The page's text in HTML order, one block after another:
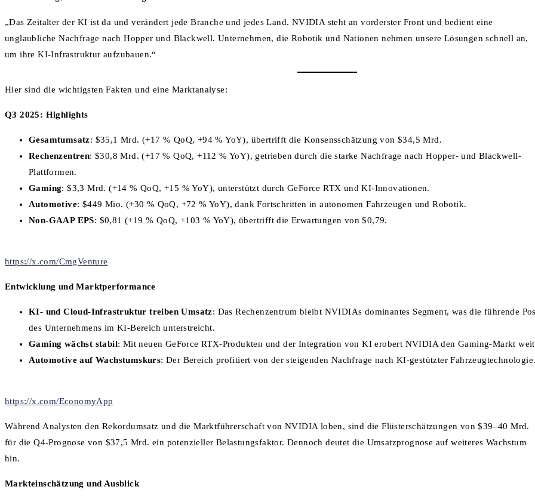
„Das Zeitalter der KI ist da und verändert jede Branche und jedes Land. NVIDIA steht an vorderster Front und bedient eine
unglaubliche Nachfrage nach Hopper und Blackwell. Unternehmen, die Robotik und Nationen nehmen unsere Lösungen schnell an,
um ihre KI-Infrastruktur aufzubauen.“
Hier sind die wichtigsten Fakten und eine Marktanalyse:
Q3 2025: Highlights
Gesamtumsatz: $35,1 Mrd. (+17 % QoQ, +94 % YoY), übertrifft die Konsensschätzung von $34,5 Mrd.
Rechenzentren: $30,8 Mrd. (+17 % QoQ, +112 % YoY), getrieben durch die starke Nachfrage nach Hopper- und Blackwell-
Plattformen.
Gaming: $3,3 Mrd. (+14 % QoQ, +15 % YoY), unterstützt durch GeForce RTX und KI-Innovationen.
Automotive: $449 Mio. (+30 % QoQ, +72 % YoY), dank Fortschritten in autonomen Fahrzeugen und Robotik.
Non-GAAP EPS: $0,81 (+19 % QoQ, +103 % YoY), übertrifft die Erwartungen von $0,79.
https://x.com/CmgVenture
Entwicklung und Marktperformance
KI- und Cloud-Infrastruktur treiben Umsatz: Das Rechenzentrum bleibt NVIDIAs dominantes Segment, was die führende
des Unternehmens im KI-Bereich unterstreicht.
Gaming wächst stabil: Mit neuen GeForce RTX-Produkten und der Integration von KI erobert NVIDIA den Gaming-Markt
Automotive auf Wachstumskurs: Der Bereich profitiert von der steigenden Nachfrage nach KI-gestützter Fahrzeugtechnologie.
https://x.com/EconomyApp
Während Analysten den Rekordumsatz und die Marktführerschaft von NVIDIA loben, sind die Flüsterschätzungen von $39–40 Mrd.
für die Q4-Prognose von $37,5 Mrd. ein potenzieller Belastungsfaktor. Dennoch deutet die Umsatzprognose auf weiteres Wachstum
hin.
Markteinschätzung und Ausblick